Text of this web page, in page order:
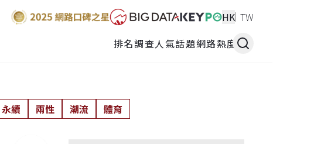
HK TW
排名調查人氣話題網路熱度
永續 兩性 潮流 體育